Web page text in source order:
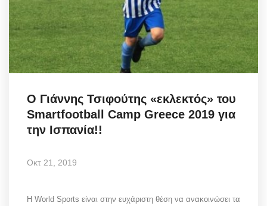
Ο Γιάννης Τσιφούτης «εκλεκτός» του
Smartfootball Camp Greece 2019 για
την Ισπανία!!
Οκτ 21, 2019
Η World Sports είναι στην ευχάριστη θέση να ανακοινώσει τα